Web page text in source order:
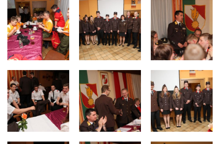
Termine
Kontakt